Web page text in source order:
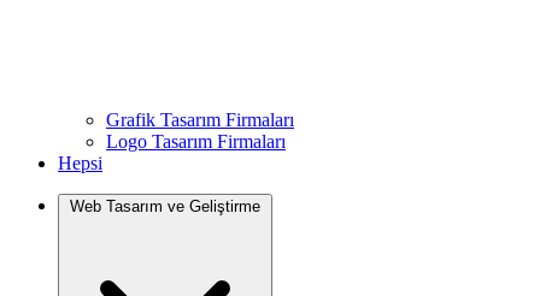
Grafik Tasarım Firmaları
Logo Tasarım Firmaları
Hepsi
Web Tasarım ve Geliştirme